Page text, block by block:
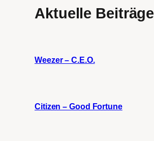
Aktuelle Beiträge
Weezer – C.E.O.
Citizen – Good Fortune